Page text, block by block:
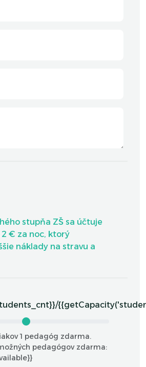
stupňa ZŠ sa účtuje
€ za noc, ktorý
náklady na stravu a
1 pedagóg zdarma.
pedagógov zdarma: